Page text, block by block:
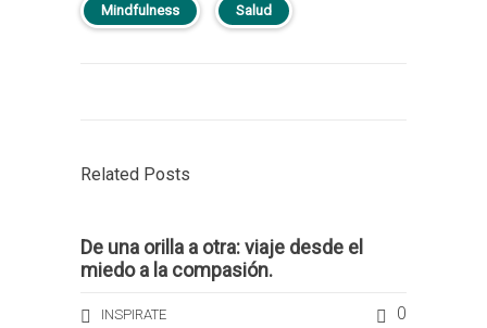
Mindfulness Salud
Related Posts
De una orilla a otra: viaje desde el
miedo a la compasión.
INSPIRATE 0